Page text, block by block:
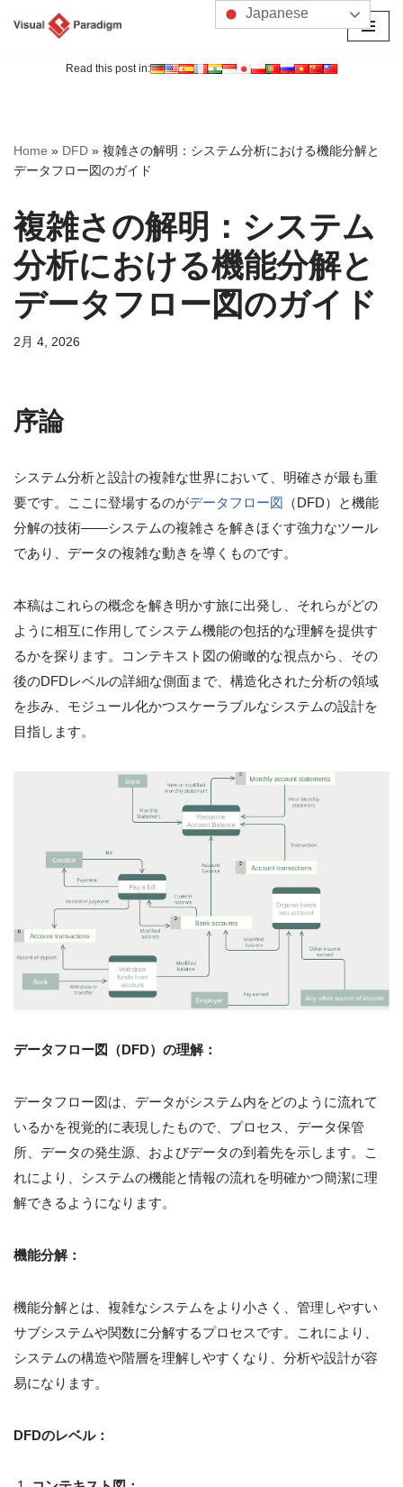
へ
ス
ッ
プ
Read this post in:
Home » DFD » 複雑さの解明：システム分析における機能分解と
データフロー図のガイド
複雑さの解明：システム
分析における機能分解と
データフロー図のガイド
2月 4, 2026
序論
システム分析と設計の複雑な世界において、明確さが最も重
要です。ここに登場するのがデータフロー図 （DFD）と機能
分解の技術——システムの複雑さを解きほぐす強力なツール
であり、データの複雑な動きを導くものです。
本稿はこれらの概念を解き明かす旅に出発し、それらがどの
ように相互に作用してシステム機能の包括的な理解を提供す
るかを探ります。コンテキスト図の俯瞰的な視点から、その
後のDFDレベルの詳細な側面まで、構造化された分析の領域
を歩み、モジュール化かつスケーラブルなシステムの設計を
目指します。
データフロー図（DFD）の理解：
データフロー図は、データがシステム内をどのように流れて
いるかを視覚的に表現したもので、プロセス、データ保管
所、データの発生源、およびデータの到着先を示します。こ
れにより、システムの機能と情報の流れを明確かつ簡潔に理
解できるようになります。
機能分解：
機能分解とは、複雑なシステムをより小さく、管理しやすい
サブシステムや関数に分解するプロセスです。これにより、
システムの構造や階層を理解しやすくなり、分析や設計が容
易になります。
DFDのレベル：
Japanese